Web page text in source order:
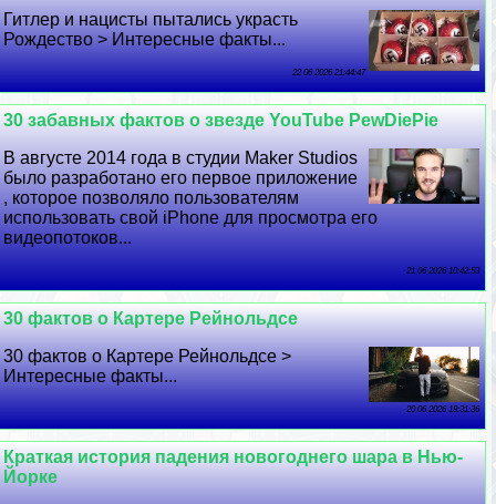
Гитлер и нацисты пытались украсть
Рождество > Интересные факты...
22 06 2026 21:44:47
30 забавных фактов о звезде YouTube PewDiePie
В августе 2014 года в студии Maker Studios
было разработано его первое приложение
, которое позволяло пользователям
использовать свой iPhone для просмотра его
видеопотоков...
21 06 2026 10:42:53
30 фактов о Картере Рейнольдсе
30 фактов о Картере Рейнольдсе >
Интересные факты...
20 06 2026 18:31:36
Краткая история падения новогоднего шара в Нью-
Йорке